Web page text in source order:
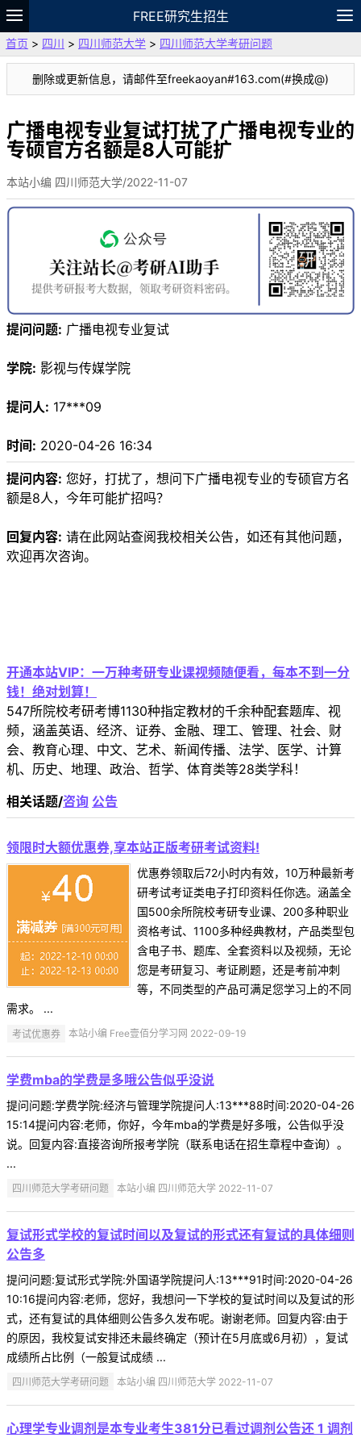
FREE研究生招生
题库
故事 专题 APP 笔记
论坛
VIP
资料
首页 > 四川 > 四川师范大学 > 四川师范大学考研问题
删除或更新信息，请邮件至freekaoyan#163.com(#换成@)
广播电视专业复试打扰了广播电视专业的
专硕官方名额是8人可能扩
本站小编 四川师范大学/2022-11-07
提问问题: 广播电视专业复试
学院: 影视与传媒学院
提问人: 17***09
时间: 2020-04-26 16:34
提问内容: 您好，打扰了，想问下广播电视专业的专硕官方名
额是8人，今年可能扩招吗？
回复内容: 请在此网站查阅我校相关公告，如还有其他问题，
欢迎再次咨询。
开通本站VIP：一万种考研专业课视频随便看，每本不到一分
钱！绝对划算！
547所院校考研考博1130种指定教材的千余种配套题库、视
频，涵盖英语、经济、证券、金融、理工、管理、社会、财
会、教育心理、中文、艺术、新闻传播、法学、医学、计算
机、历史、地理、政治、哲学、体育类等28类学科！
相关话题/咨询 公告
领限时大额优惠券,享本站正版考研考试资料!
优惠券领取后72小时内有效，10万种最新考
研考试考证类电子打印资料任你选。涵盖全
国500余所院校考研专业课、200多种职业
资格考试、1100多种经典教材，产品类型包
含电子书、题库、全套资料以及视频，无论
您是考研复习、考证刷题，还是考前冲刺
等，不同类型的产品可满足您学习上的不同
需求。 ...
考试优惠券 本站小编 Free壹佰分学习网 2022-09-19
学费mba的学费是多哦公告似乎没说
提问问题:学费学院:经济与管理学院提问人:13***88时间:2020-04-26
15:14提问内容:老师，你好，今年mba的学费是好多哦，公告似乎没
说。回复内容:直接咨询所报考学院（联系电话在招生章程中查询）。
...
四川师范大学考研问题 本站小编 四川师范大学 2022-11-07
复试形式学校的复试时间以及复试的形式还有复试的具体细则
公告多
提问问题:复试形式学院:外国语学院提问人:13***91时间:2020-04-26
10:16提问内容:老师，您好，我想问一下学校的复试时间以及复试的形
式，还有复试的具体细则公告多久发布呢。谢谢老师。回复内容:由于
的原因，我校复试安排还未最终确定（预计在5月底或6月初），复试
成绩所占比例（一般复试成绩 ...
四川师范大学考研问题 本站小编 四川师范大学 2022-11-07
心理学专业调剂是本专业考生381分已看过调剂公告还 1 调剂